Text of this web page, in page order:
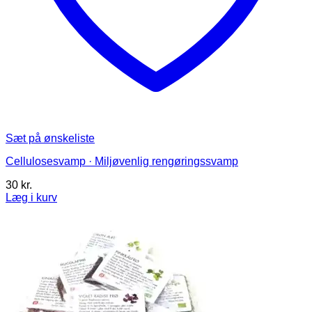
Sæt på ønskeliste
Cellulosesvamp · Miljøvenlig rengøringssvamp
30 kr.
Læg i kurv
Mulighederne
vælges